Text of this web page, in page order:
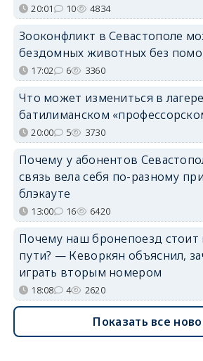
20:01 10 4834
Зооконфликт в Севастополе
бездомных животных без
17:02 6 3360
Что может измениться в
батилиманском
20:00 5 3730
Почему у абонентов
связь вела себя по-разному
блэкауте
13:00 16 6420
Почему наш бронепоезд стоит
пути? — Кеворкян объяснил,
играть вторым номером
18:08 4 2620
Показать все